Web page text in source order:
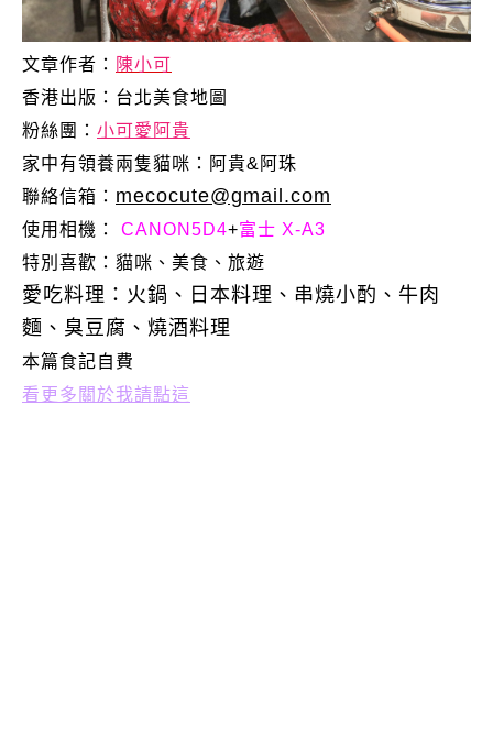
文章作者： 陳小可
香港出版： 台北美食地圖
粉絲團： 小可愛阿貴
家中有領養兩隻貓咪：阿貴&阿珠
聯絡信箱： mecocute@gmail.com
使用相機： CANON5D4+富士 X-A3
特別喜歡： 貓咪、美食、旅遊
愛吃料理：火鍋、日本料理、串燒小酌、牛肉
麵、臭豆腐、燒酒料理
本篇食記自費
看更多關於我請點這